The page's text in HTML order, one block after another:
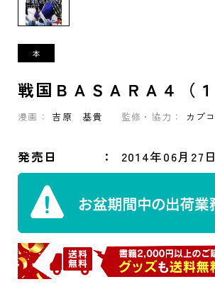
戦国ＢＡＳＡＲＡ４（１
漫画： 吉原 基貴 監修・協力： カプ
発売日 2014年06月27日